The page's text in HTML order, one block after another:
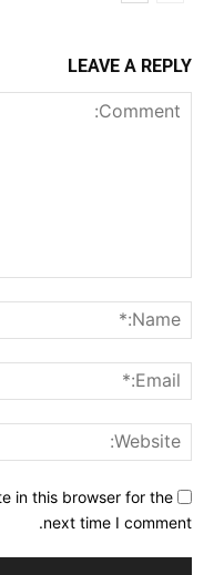
LEAVE A REPLY
in this browser for the
next time I comment.